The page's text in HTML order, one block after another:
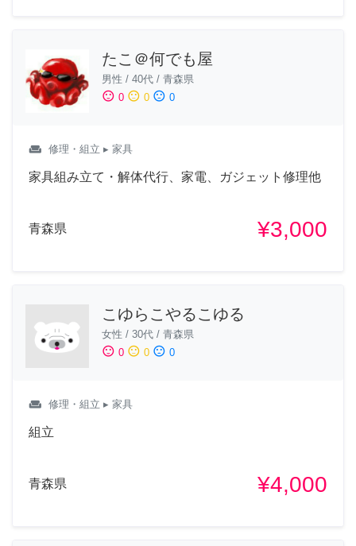
たこ＠何でも屋
男性 / 40代 / 青森県
sentiment_satisfied 0 sentiment_neutral 0 sentiment_dissatisfied 0
weekend 修理・組立 ▸ 家具
家具組み立て・解体代行、家電、ガジェット修理他
青森県 ¥3,000
こゆらこやるこゆる
女性 / 30代 / 青森県
sentiment_satisfied 0 sentiment_neutral 0 sentiment_dissatisfied 0
weekend 修理・組立 ▸ 家具
組立
青森県 ¥4,000